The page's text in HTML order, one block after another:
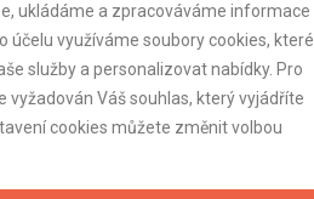
ukládáme a zpracováváme informace
účelu využíváme soubory cookies, které
služby a personalizovat nabídky. Pro
vyžadován Váš souhlas, který vyjádříte
cookies můžete změnit volbou